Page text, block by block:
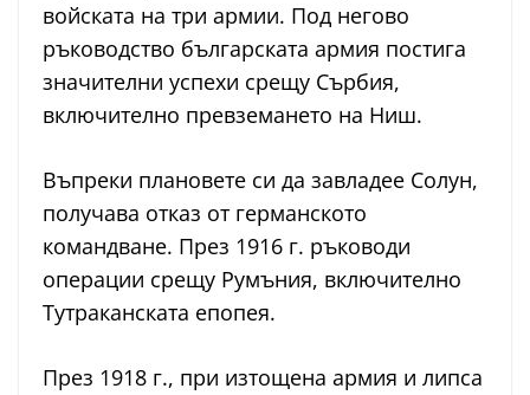
войската на три армии. Под негово
ръководство българската армия постига
значителни успехи срещу Сърбия,
включително превземането на Ниш.
Въпреки плановете си да завладее Солун,
получава отказ от германското
командване. През 1916 г. ръководи
операции срещу Румъния, включително
Тутраканската епопея.
През 1918 г., при изтощена армия и липса